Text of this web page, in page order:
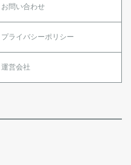
お問い合わせ
プライバシーポリシー
運営会社